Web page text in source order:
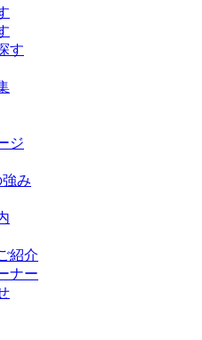
す
ジ
み
紹介
ナー